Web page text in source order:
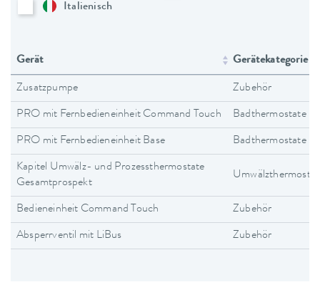
Italienisch
Gerät Gerätekategorie
Zusatzpumpe Zubehör
PRO mit Fernbedieneinheit Command Touch Badthermostate
PRO mit Fernbedieneinheit Base Badthermostate
Kapitel Umwälz- und Prozessthermostate
Gesamtprospekt
Bedieneinheit Command Touch Zubehör
Absperrventil mit LiBus Zubehör